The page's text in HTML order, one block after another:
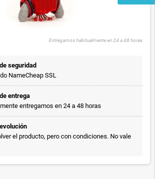
Entregamos habitualmente en 24 a 48 horas
seguridad
NameCheap SSL
entrega
entregamos en 24 a 48 horas
el producto, pero con condiciones. No vale